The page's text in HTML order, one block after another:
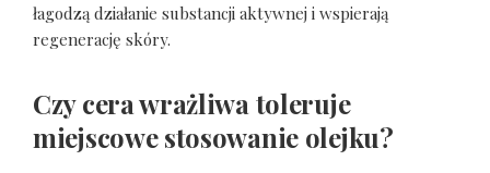
łagodzą działanie substancji aktywnej i wspierają
regenerację skóry.
Czy cera wrażliwa toleruje
miejscowe stosowanie olejku?